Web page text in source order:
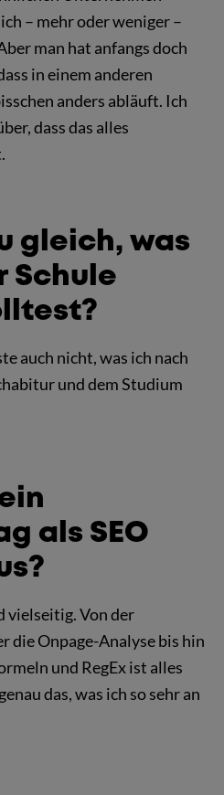
– mehr oder weniger –
man hat anfangs doch
in einem anderen
anders abläuft. Ich
dass das alles
gleich, was
Schule
auch nicht, was ich nach
und dem Studium
als SEO
vielseitig. Von der
die Onpage-Analyse bis hin
und RegEx ist alles
das, was ich so sehr an